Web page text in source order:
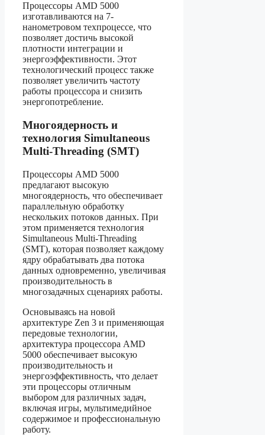
Процессоры AMD 5000
изготавливаются на 7-
нанометровом техпроцессе, что
позволяет достичь высокой
плотности интеграции и
энергоэффективности. Этот
технологический процесс также
позволяет увеличить частоту
работы процессора и снизить
энергопотребление.
Многоядерность и
технология Simultaneous
Multi-Threading (SMT)
Процессоры AMD 5000
предлагают высокую
многоядерность, что обеспечивает
параллельную обработку
нескольких потоков данных. При
этом применяется технология
Simultaneous Multi-Threading
(SMT), которая позволяет каждому
ядру обрабатывать два потока
данных одновременно, увеличивая
производительность в
многозадачных сценариях работы.
Основываясь на новой
архитектуре Zen 3 и применяющая
передовые технологии,
архитектура процессора AMD
5000 обеспечивает высокую
производительность и
энергоэффективность, что делает
эти процессоры отличным
выбором для различных задач,
включая игры, мультимедийное
содержимое и профессиональную
работу.